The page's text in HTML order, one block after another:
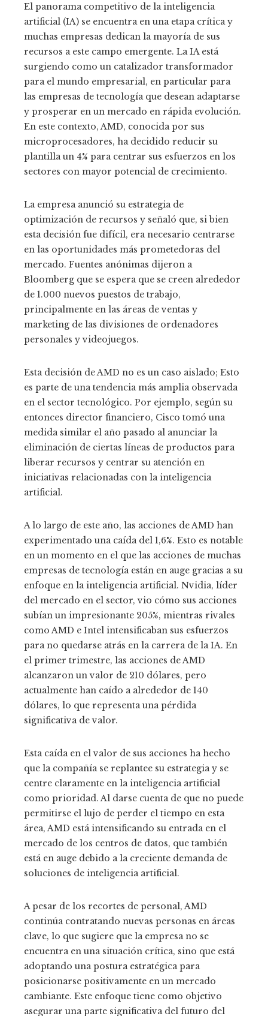
El panorama competitivo de la inteligencia
artificial (IA) se encuentra en una etapa crítica y
muchas empresas dedican la mayoría de sus
recursos a este campo emergente. La IA está
surgiendo como un catalizador transformador
para el mundo empresarial, en particular para
las empresas de tecnología que desean adaptarse
y prosperar en un mercado en rápida evolución.
En este contexto, AMD, conocida por sus
microprocesadores, ha decidido reducir su
plantilla un 4% para centrar sus esfuerzos en los
sectores con mayor potencial de crecimiento.
La empresa anunció su estrategia de
optimización de recursos y señaló que, si bien
esta decisión fue difícil, era necesario centrarse
en las oportunidades más prometedoras del
mercado. Fuentes anónimas dijeron a
Bloomberg que se espera que se creen alrededor
de 1.000 nuevos puestos de trabajo,
principalmente en las áreas de ventas y
marketing de las divisiones de ordenadores
personales y videojuegos.
Esta decisión de AMD no es un caso aislado; Esto
es parte de una tendencia más amplia observada
en el sector tecnológico. Por ejemplo, según su
entonces director financiero, Cisco tomó una
medida similar el año pasado al anunciar la
eliminación de ciertas líneas de productos para
liberar recursos y centrar su atención en
iniciativas relacionadas con la inteligencia
artificial.
A lo largo de este año, las acciones de AMD han
experimentado una caída del 1,6%. Esto es notable
en un momento en el que las acciones de muchas
empresas de tecnología están en auge gracias a su
enfoque en la inteligencia artificial. Nvidia, líder
del mercado en el sector, vio cómo sus acciones
subían un impresionante 205%, mientras rivales
como AMD e Intel intensificaban sus esfuerzos
para no quedarse atrás en la carrera de la IA. En
el primer trimestre, las acciones de AMD
alcanzaron un valor de 210 dólares, pero
actualmente han caído a alrededor de 140
dólares, lo que representa una pérdida
significativa de valor.
Esta caída en el valor de sus acciones ha hecho
que la compañía se replantee su estrategia y se
centre claramente en la inteligencia artificial
como prioridad. Al darse cuenta de que no puede
permitirse el lujo de perder el tiempo en esta
área, AMD está intensificando su entrada en el
mercado de los centros de datos, que también
está en auge debido a la creciente demanda de
soluciones de inteligencia artificial.
A pesar de los recortes de personal, AMD
continúa contratando nuevas personas en áreas
clave, lo que sugiere que la empresa no se
encuentra en una situación crítica, sino que está
adoptando una postura estratégica para
posicionarse positivamente en un mercado
cambiante. Este enfoque tiene como objetivo
asegurar una parte significativa del futuro del